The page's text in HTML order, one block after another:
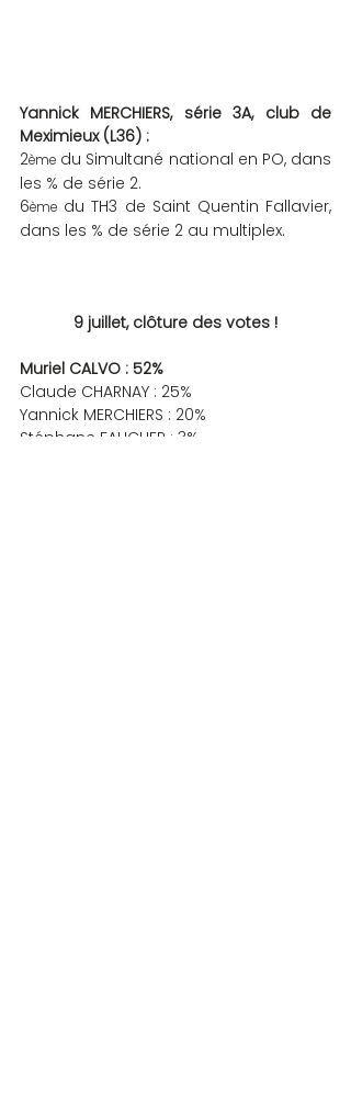
Yannick MERCHIERS, série 3A, club de
Meximieux (L36) :
2ème du Simultané national en PO, dans
les % de série 2.
6ème du TH3 de Saint Quentin Fallavier,
dans les % de série 2 au multiplex.
9 juillet, clôture des votes !
Muriel CALVO : 52%
Claude CHARNAY : 25%
Yannick MERCHIERS : 20%
Stéphane FAUCHER : 3%